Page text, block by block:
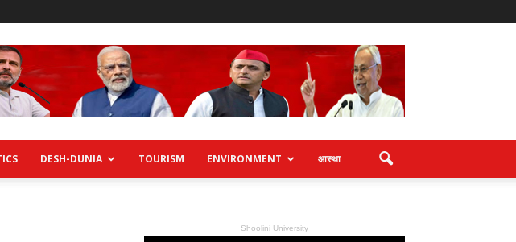
DESH-DUNIA TOURISM ENVIRONMENT आस्था
Shoolini University